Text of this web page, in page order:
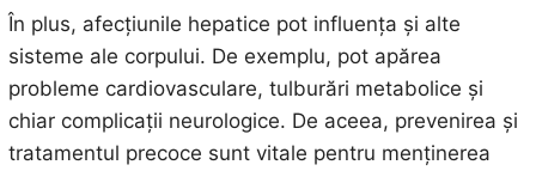
În plus, afecțiunile hepatice pot influența și alte
sisteme ale corpului. De exemplu, pot apărea
probleme cardiovasculare, tulburări metabolice și
chiar complicații neurologice. De aceea, prevenirea și
tratamentul precoce sunt vitale pentru menținerea